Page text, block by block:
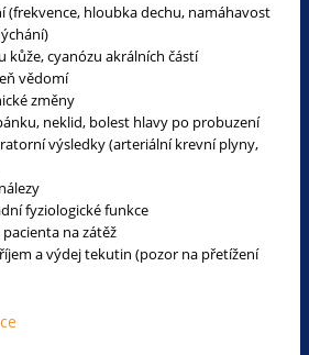
(frekvence, hloubka dechu, namáhavost
kůže, cyanózu akrálních částí
vědomí
změny
neklid, bolest hlavy po probuzení
výsledky (arteriální krevní plyny,
fyziologické funkce
na zátěž
a výdej tekutin (pozor na přetížení